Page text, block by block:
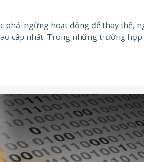
phải ngừng hoạt động để thay thế,
cấp nhất. Trong những trường hợp